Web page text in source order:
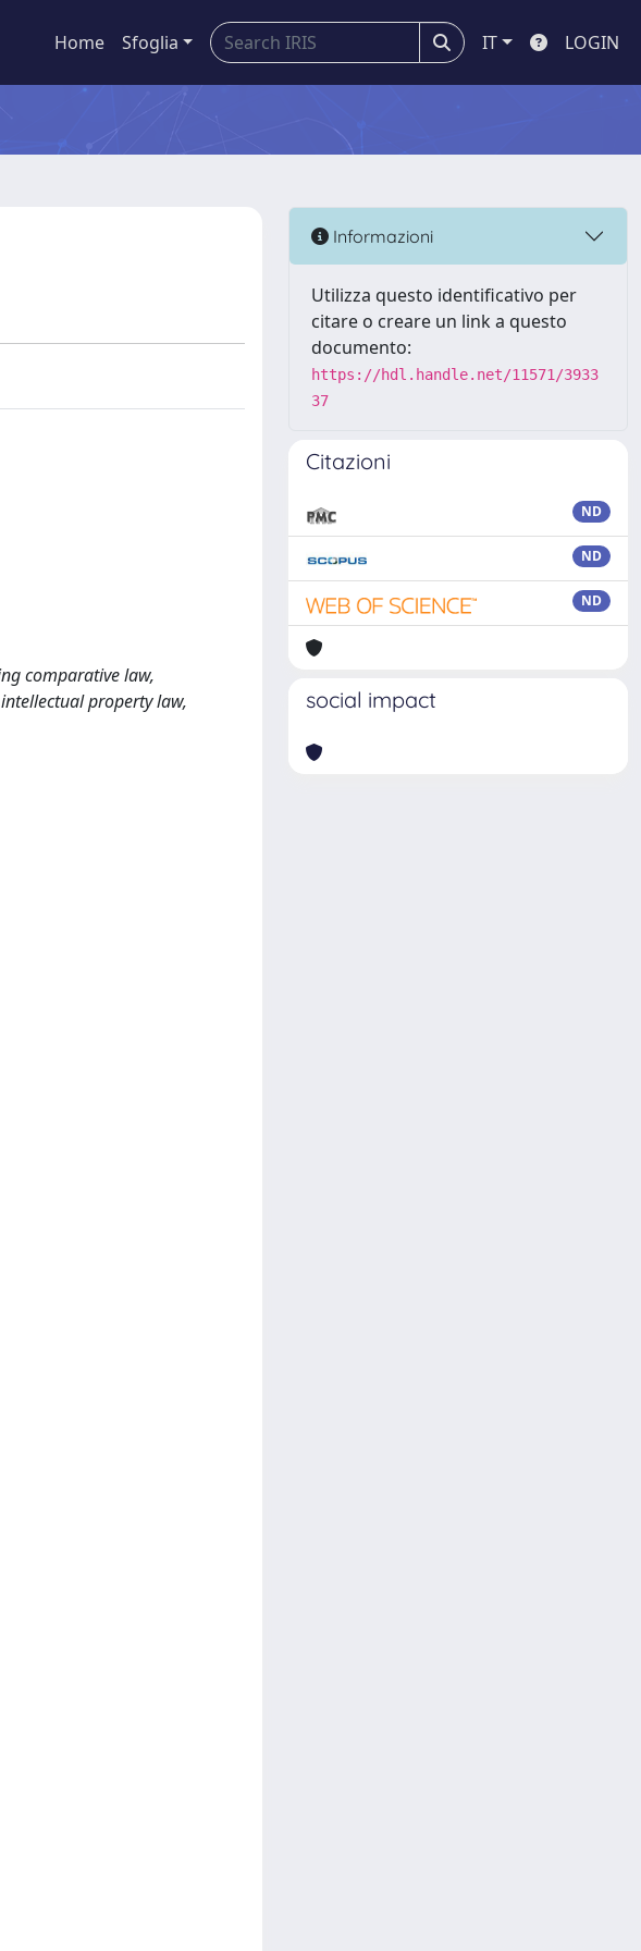
Home Sfoglia IT LOGIN
comparative law,
property law,
Informazioni
Utilizza questo identificativo per
citare o creare un link a questo
documento:
https://hdl.handle.net/11571/3933
37
Citazioni
ND
ND
ND
social impact